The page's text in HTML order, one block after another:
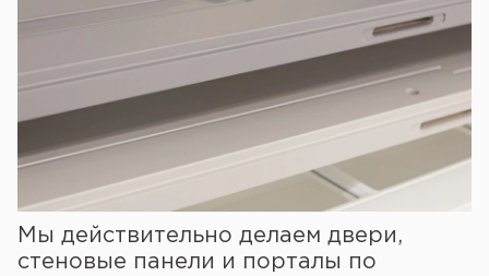
Мы действительно делаем двери,
стеновые панели и порталы по